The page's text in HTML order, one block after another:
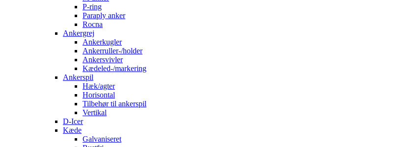
P-ring
Paraply anker
Rocna
Ankergrej
Ankerkugler
Ankerruller-/holder
Ankersvivler
Kædeled-/markering
Ankerspil
Hæk/agter
Horisontal
Tilbehør til ankerspil
Vertikal
D-Icer
Kæde
Galvaniseret